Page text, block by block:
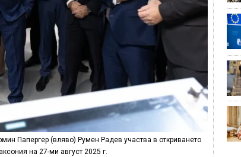
Папергер (вляво) Румен Радев участва в откриването
на 27-ми август 2025 г.